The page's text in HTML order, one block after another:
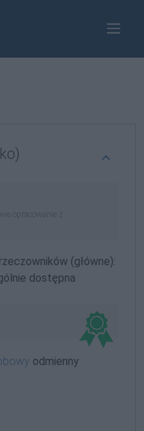
opracowanie z
(główne):
dostępna
odmienny